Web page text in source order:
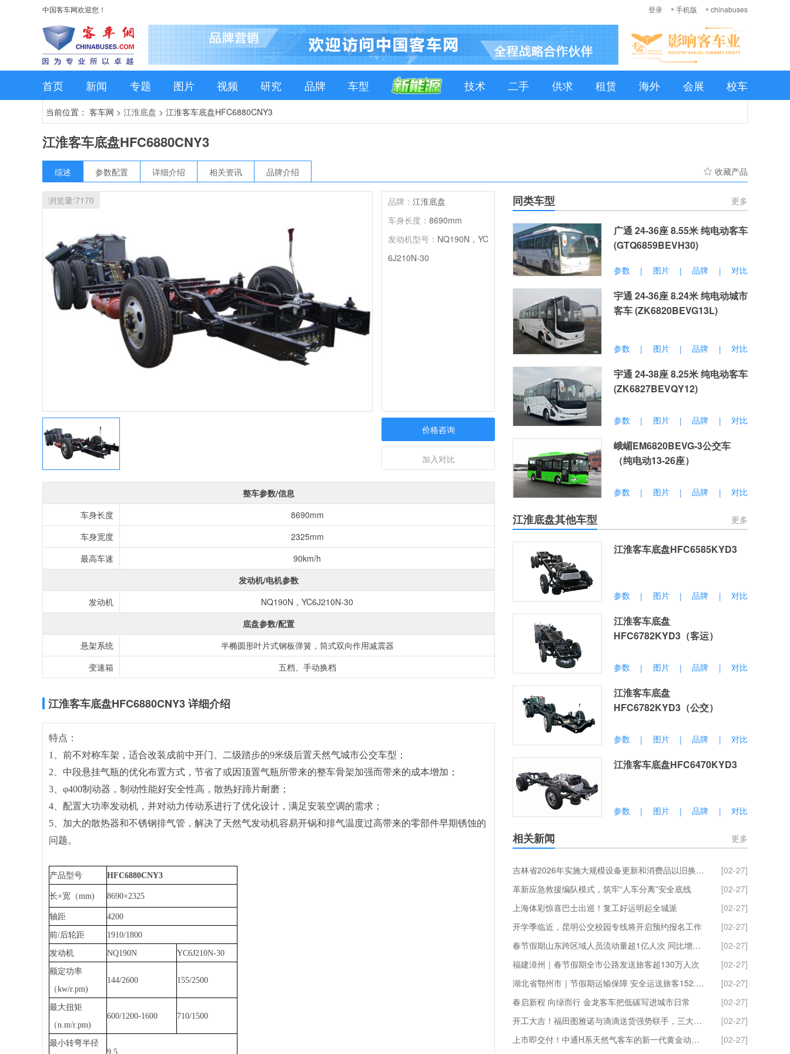
中国客车网欢迎您！ 登录 手机版 chinabuses
首页 新闻 专题 图片 视频 研究 品牌 车型 技术 二手 供求 租赁 海外 会展 校车
当前位置： 客车网 > 江淮底盘 > 江淮客车底盘HFC6880CNY3
江淮客车底盘HFC6880CNY3
综述 参数配置 详细介绍 相关资讯 品牌介绍 收藏产品
浏览量:7170 品牌： 江淮底盘
车身长度： 8690mm
发动机型号： NQ190N，YC
6J210N-30
价格咨询
加入对比
整车参数/信息
车身长度
8690mm
车身宽度
2325mm
最高车速
90km/h
发动机/电机参数
发动机
NQ190N，YC6J210N-30
底盘参数/配置
悬架系统
半椭圆形叶片式钢板弹簧，筒式双向作用减震器
变速箱
五档、手动换档
江淮客车底盘HFC6880CNY3 详细介绍
特点：
1、前不对称车架，适合改装成前中开门、二级踏步的9米级后置天然气城市公交车型；
2 、中段悬挂气瓶的优化布置方式，节省了或因顶置气瓶所带来的整车骨架加强而带来的成本增加；
3 、φ400制动器，制动性能好安全性高，散热好蹄片耐磨；
4 、配置大功率发动机，并对动力传动系进行了优化设计，满足安装空调的需求；
5 、加大的散热器和不锈钢排气管，解决了天然气发动机容易开锅和排气温度过高带来的零部件早期锈蚀的
问题。
产品型号 HFC6880CNY3
长×宽（mm) 8690×2325
轴距 4200
前/后轮距 1910/1800
发动机 NQ190N YC6J210N-30
额定功率
（kw/r.pm)
144/2600 155/2500
最大扭矩
（n.m/r.pm)
600/1200-1600 710/1500
最小转弯半径
9.5
同类车型 更多
广通 24-36座 8.55米 纯电动客车
(GTQ6859BEVH30)
参数 | 图片 | 品牌 | 对比
宇通 24-36座 8.24米 纯电动城市
客车 (ZK6820BEVG13L)
参数 | 图片 | 品牌 | 对比
宇通 24-38座 8.25米 纯电动客车
(ZK6827BEVQY12)
参数 | 图片 | 品牌 | 对比
峨嵋EM6820BEVG-3公交车
（纯电动13-26座）
参数 | 图片 | 品牌 | 对比
江淮底盘其他车型 更多
江淮客车底盘HFC6585KYD3
参数 | 图片 | 品牌 | 对比
江淮客车底盘
HFC6782KYD3（客运）
参数 | 图片 | 品牌 | 对比
江淮客车底盘
HFC6782KYD3（公交）
参数 | 图片 | 品牌 | 对比
江淮客车底盘HFC6470KYD3
参数 | 图片 | 品牌 | 对比
相关新闻 更多
吉林省2026年实施大规模设备更新和消费品以旧换新政策工作方案发布
[02-27]
革新应急救援编队模式，筑牢“人车分离”安全底线
[02-27]
上海体彩惊喜巴士出巡！复工好运明起全城派
[02-27]
开学季临近，昆明公交校园专线将开启预约报名工作
[02-27]
春节假期山东跨区域人员流动量超1亿人次 同比增长21.57%
[02-27]
福建漳州｜春节假期全市公路发送旅客超130万人次
[02-27]
湖北省鄂州市｜节假期运输保障 安全运送旅客152.25 万人次
[02-27]
春启新程 向绿而行 金龙客车把低碳写进城市日常
[02-27]
开工大吉！福田图雅诺与滴滴送货强势联手，三大权益派送中！
[02-27]
上市即交付！中通H系天然气客车的新一代黄金动力链到底什么来头？
[02-27]